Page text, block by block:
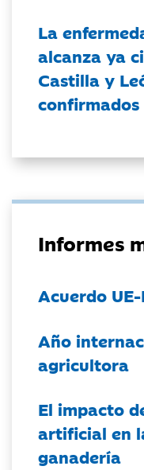
La
alcanza ya
Castilla y
confirmados
Informes
Acuerdo
Año
agricultora
El impacto
artificial en
ganadería